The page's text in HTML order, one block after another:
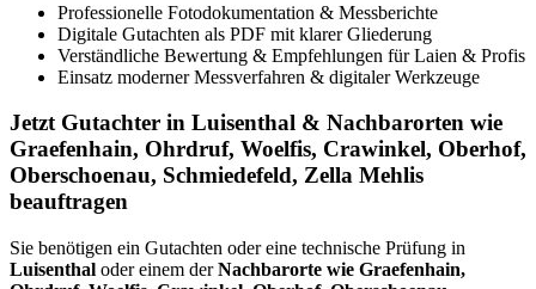
Professionelle Fotodokumentation & Messberichte
Digitale Gutachten als PDF mit klarer Gliederung
Verständliche Bewertung & Empfehlungen für Laien & Profis
Einsatz moderner Messverfahren & digitaler Werkzeuge
Jetzt Gutachter in Luisenthal & Nachbarorten wie
Graefenhain, Ohrdruf, Woelfis, Crawinkel, Oberhof,
Oberschoenau, Schmiedefeld, Zella Mehlis
beauftragen
Sie benötigen ein Gutachten oder eine technische Prüfung in
Luisenthal oder einem derNachbarorte wie Graefenhain,